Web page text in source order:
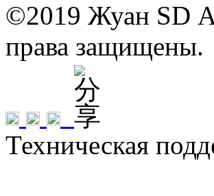
©2019 Жуан SD
права защищены.
Техническая